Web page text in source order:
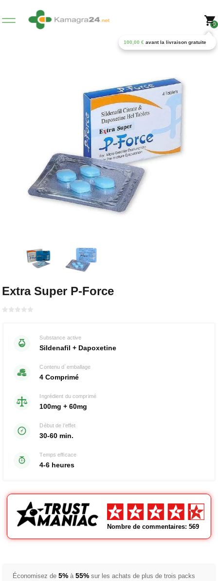
0
100,00 € avant la livraison gratuite
Extra Super P-Force
Substance active
Sildenafil + Dapoxetine
Contenu d´emballage
4 Comprimé
Ingrédient du comprimé
100mg + 60mg
Début de l'effet
30-60 min.
Temps efficace
4-6 heures
Nombre de commentaires: 569
Économisez de5%à55%sur les achats de plus de trois packs